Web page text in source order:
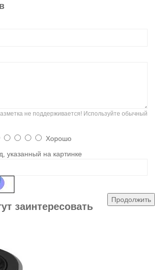
не поддерживается! Используйте обычный
Хорошо
указанный на картинке
Продолжить
заинтересовать